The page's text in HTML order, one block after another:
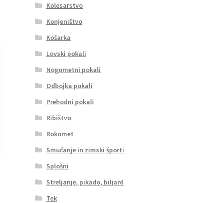
Kolesarstvo
Konjeništvo
Košarka
Lovski pokali
Nogometni pokali
Odbojka pokali
Prehodni pokali
Ribištvo
Rokomet
Smučanje in zimski športi
Splošni
Streljanje, pikado, biljard
Tek